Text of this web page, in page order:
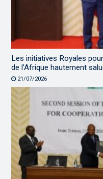
Les initiatives Royales
de l’Afrique hautement
21/07/2026